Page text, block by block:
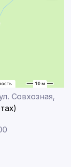
Совхозная,